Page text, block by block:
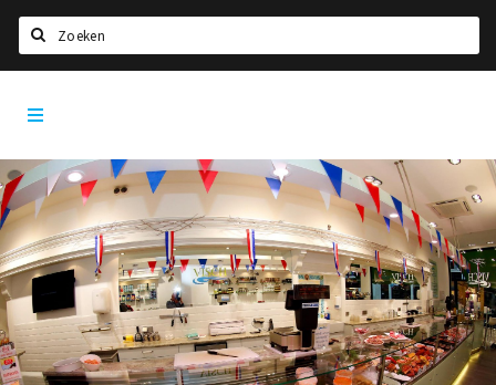
Home
Agenda
Deals
Party pics
Nieuws, interviews & blogs
Eten
Drinken
App